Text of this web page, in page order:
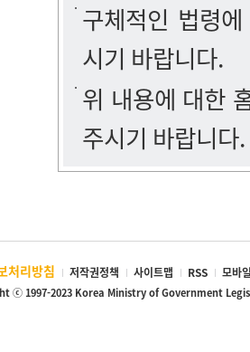
구체적인 법령
시기 바랍니다.
위 내용에 대한
주시기 바랍니다.
처리방침 저작권정책 사이트맵 RSS 모바
ⓒ 1997-2023 Korea Ministry of Government